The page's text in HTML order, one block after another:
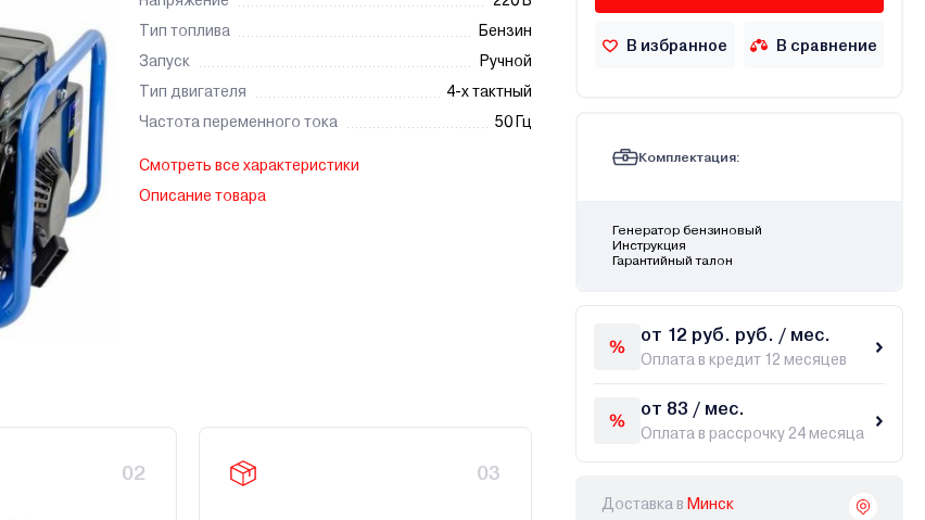
Тип топлива
Бензин
Запуск
Ручной
Тип двигателя
4-х тактный
Частота переменного тока
50 Гц
Смотреть все характеристики
Описание товара
02 03
В избранное В сравнение
Комплектация:
Генератор бензиновый
Инструкция
Гарантийный талон
от 12 руб. руб. / мес.
Оплата в кредит 12 месяцев
от 83 / мес.
Оплата в рассрочку 24 месяца
Доставка в Минск